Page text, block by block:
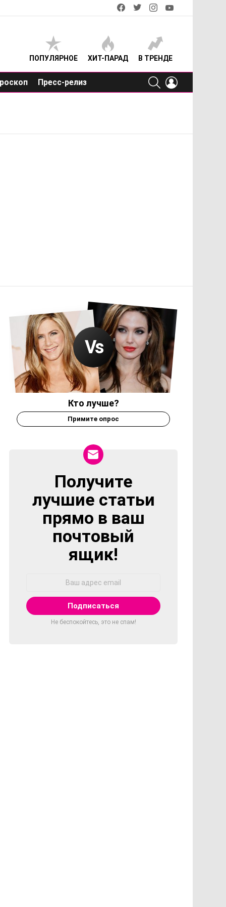
facebooktwitterinstagram
ПОПУЛЯРНОЕ ХИТ-ПАРАД В ТРЕНДЕ
Пресс-релиз
SEARCH
Кто лучше?
Примите опрос
NEWSLETTER
Получите
лучшие статьи
прямо в ваш
почтовый
ящик!
Не беспокойтесь, это не спам!